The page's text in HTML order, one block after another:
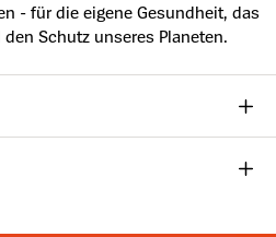
- für die eigene Gesundheit, das
Schutz unseres Planeten.